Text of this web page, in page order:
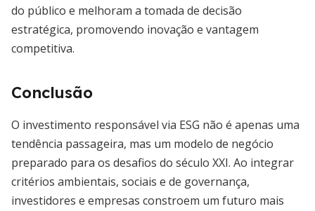
do público e melhoram a tomada de decisão
estratégica, promovendo inovação e vantagem
competitiva.
Conclusão
O investimento responsável via ESG não é apenas uma
tendência passageira, mas um modelo de negócio
preparado para os desafios do século XXI. Ao integrar
critérios ambientais, sociais e de governança,
investidores e empresas constroem um futuro mais